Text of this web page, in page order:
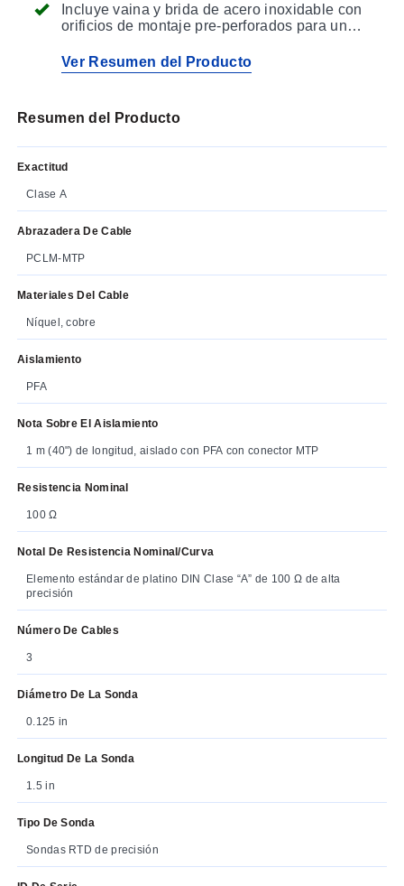
Incluye vaina y brida de acero inoxidable con
orificios de montaje pre-perforados para una
Ver Resumen del Producto
Resumen del Producto
Exactitud
Clase A
Abrazadera De Cable
PCLM-MTP
Materiales Del Cable
Níquel, cobre
Aislamiento
PFA
Nota Sobre El Aislamiento
1 m (40") de longitud, aislado con PFA con conector MTP
Resistencia Nominal
100 Ω
Notal De Resistencia Nominal/curva
Elemento estándar de platino DIN Clase “A” de 100 Ω de alta
precisión
Número De Cables
3
Diámetro De La Sonda
0.125 in
Longitud De La Sonda
1.5 in
Tipo De Sonda
Sondas RTD de precisión